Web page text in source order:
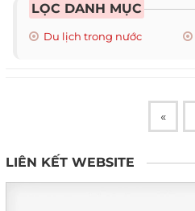
LỌC DANH MỤC
Du lịch trong nước
«
LIÊN KẾT WEBSITE